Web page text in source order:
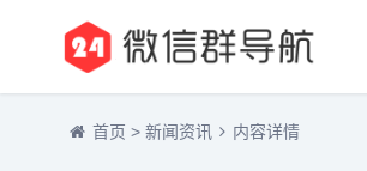
首页 > 新闻资讯 内容详情